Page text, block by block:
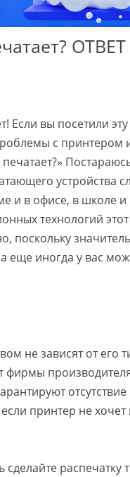
Если вы посетили
с принтером
устройства
и в офисе, в школе
технологий
поскольку
еще иногда у вас
не зависят от его
принтер не хочет
сделайте